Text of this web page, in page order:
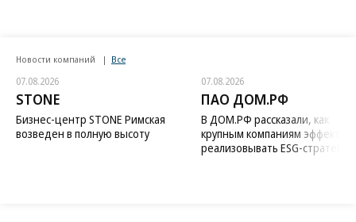
Новости компаний Все
07.08.2026
STONE
Бизнес-центр STONE Римская
возведен в полную высоту
07.08.2026
ПАО ДОМ.РФ
В ДОМ.РФ рассказали, как
крупным компаниям
реализовывать ESG-стратегию